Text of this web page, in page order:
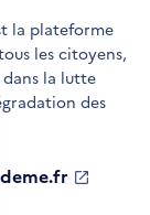
la plateforme
les citoyens,
dans la lutte
des